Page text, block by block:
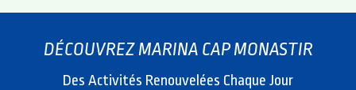
DÉCOUVREZ MARINA CAP MONASTIR
Des Activités Renouvelées Chaque Jour